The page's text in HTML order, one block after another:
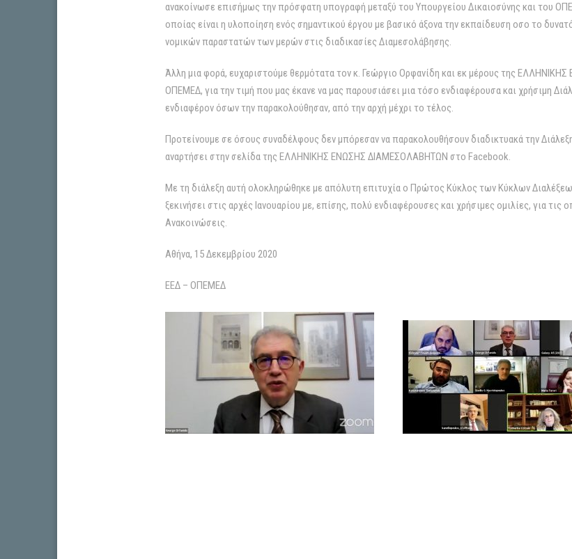
ανακοίνωσε επισήμως την πρόσφατη υπογραφή μεταξύ του Υπουργείου Δικαιοσύνης και του
οποίας είναι η υλοποίηση ενός σημαντικού έργου με βασικό άξονα την εκπαίδευση οσο το
νομικών παραστατών των μερών στις διαδικασίες Διαμεσολάβησης.
Άλλη μια φορά, ευχαριστούμε θερμότατα τον κ. Γεώργιο Ορφανίδη και εκ μέρους της
ΟΠΕΜΕΔ, για την τιμή που μας έκανε να μας παρουσιάσει μια τόσο ενδιαφέρουσα και χρήσιμη
ενδιαφέρον όσων την παρακολούθησαν, από την αρχή μέχρι το τέλος.
Προτείνουμε σε όσους συναδέλφους δεν μπόρεσαν να παρακολουθήσουν διαδικτυακά την
αναρτήσει στην σελίδα της ΕΛΛΗΝΙΚΗΣ ΕΝΩΣΗΣ ΔΙΑΜΕΣΟΛΑΒΗΤΩΝ στο Facebook.
Με τη διάλεξη αυτή ολοκληρώθηκε με απόλυτη επιτυχία ο Πρώτος Κύκλος των Κύκλων
ξεκινήσει στις αρχές Ιανουαρίου με, επίσης, πολύ ενδιαφέρουσες και χρήσιμες ομιλίες, για
Ανακοινώσεις.
Αθήνα, 15 Δεκεμβρίου 2020
ΕΕΔ – ΟΠΕΜΕΔ